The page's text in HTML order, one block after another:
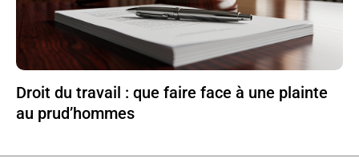
Droit du travail : que faire face à une plainte
au prud’hommes